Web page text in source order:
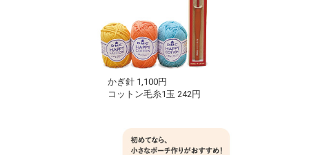
かぎ針 1,100円
コットン毛糸1玉 242円